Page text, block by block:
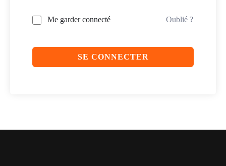
Me garder connecté Oublié ?
SE CONNECTER